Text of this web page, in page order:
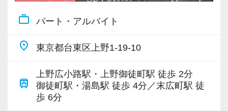
・事業拡大に伴う増員募集
・組織力強化に向けた採用
・将来の中核人材を募集
＜先輩スタッフの声＞
Q. 当事務所を選んだ理由は？
work_outline パート・アルバイト
place 東京都台東区上野1-19-10
train
上野広小路駅・上野御徒町駅 徒歩 2分
御徒町駅・湯島駅 徒歩 4分／末広町駅 徒
歩 6分